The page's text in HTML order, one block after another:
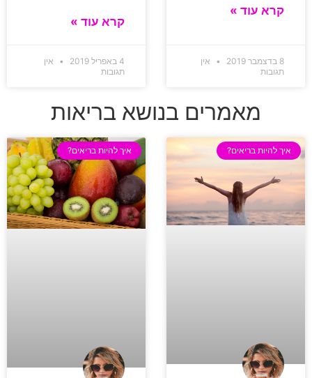
קרא עוד »
8 בדצמבר 2019
אין
תגובות
קרא עוד »
4 באפריל 2019
אין
תגובות
מאמרים בנושא בריאות
איך להיות בריאים? איך להיות בריאים?